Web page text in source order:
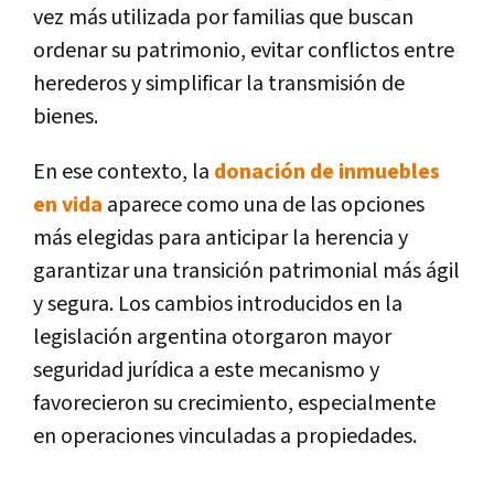
vez más utilizada por familias que buscan
ordenar su patrimonio, evitar conflictos entre
herederos y simplificar la transmisión de
bienes.
En ese contexto, la donación de inmuebles
en vida aparece como una de las opciones
más elegidas para anticipar la herencia y
garantizar una transición patrimonial más ágil
y segura. Los cambios introducidos en la
legislación argentina otorgaron mayor
seguridad jurídica a este mecanismo y
favorecieron su crecimiento, especialmente
en operaciones vinculadas a propiedades.